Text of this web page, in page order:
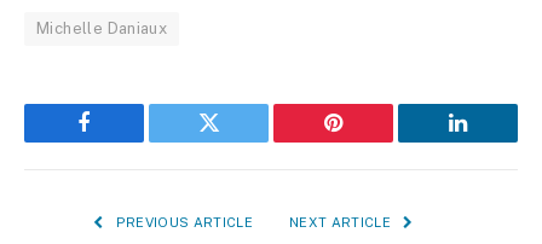
Michelle Daniaux
Facebook Twitter Pinterest LinkedIn
PREVIOUS ARTICLE NEXT ARTICLE